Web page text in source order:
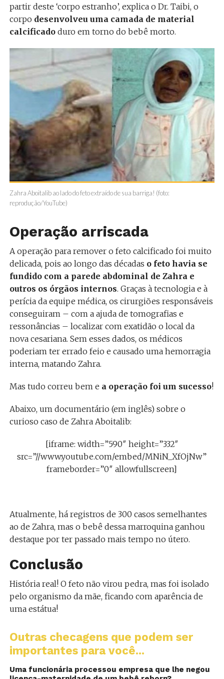
partir deste ‘corpo estranho’, explica o Dr. Taibi, o
corpo desenvolveu uma camada de material
calcificadoduro em torno do bebê morto.
Zahra Aboitalib ao lado do feto extraído de sua barriga! (foto:
reprodução/YouTube)
Operação arriscada
A operação para remover o feto calcificado foi muito
delicada, pois ao longo das décadas o feto havia se
fundido com a parede abdominal de Zahra e
outros os órgãos internos. Graças à tecnologia e à
perícia da equipe médica, os cirurgiões responsáveis
conseguiram – com a ajuda de tomografias e
ressonâncias – localizar com exatidão o local da
nova cesariana. Sem esses dados, os médicos
poderiam ter errado feio e causado uma hemorragia
interna, matando Zahra.
Mas tudo correu bem e a operação foi um sucesso!
Abaixo, um documentário (em inglês) sobre o
curioso caso de Zahra Aboitalib:
[iframe: width=”590″ height=”332″
src=”//www.youtube.com/embed/MNiN_XfOjNw”
frameborder=”0″ allowfullscreen]
Atualmente, há registros de 300 casos semelhantes
ao de Zahra, mas o bebê dessa marroquina ganhou
destaque por ter passado mais tempo no útero.
Conclusão
História real! O feto não virou pedra, mas foi isolado
pelo organismo da mãe, ficando com aparência de
uma estátua!
Outras checagens que podem ser
importantes para você...
Uma funcionária processou empresa que lhe negou